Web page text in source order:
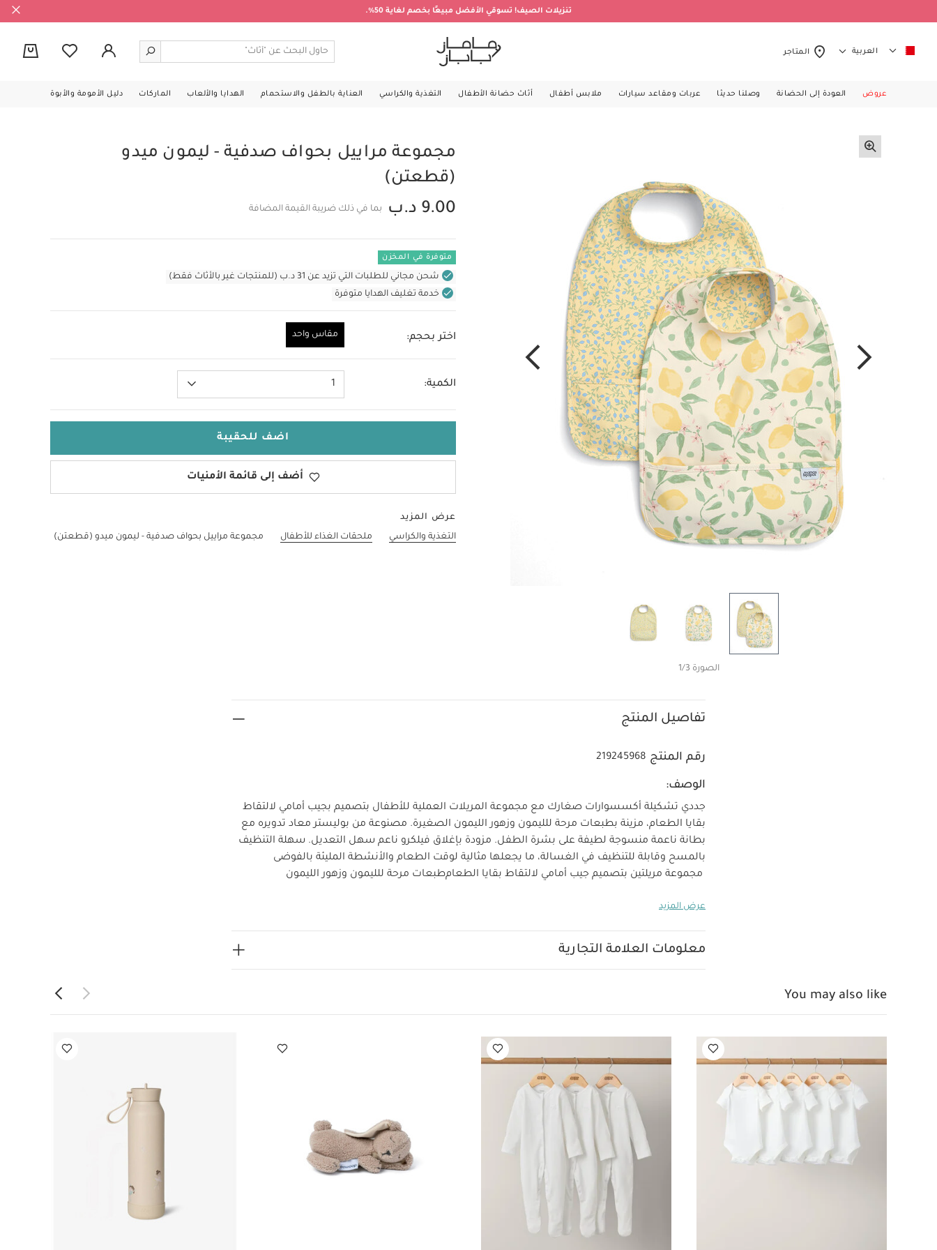
تنزيلات الصيف! تسوقي الأفضل مبيعًا بخصم لغاية 50%.
العربية المتاجر
عروض العودة إلى الحضانة وصلنا حديثا عربات ومقاعد سيارات ملابس أطفال أثاث حضانة الأطفال التغذية والكراسي العناية بالطفل والاستحمام الهدايا والألعاب الماركات دليل الأمومة والأبوة
الصورة 1/3
مجموعة مراييل بحواف صدفية - ليمون ميدو
(قطعتن)
9.00 د.ب
بما في ذلك ضريبة القيمة المضافة
متوفرة في المخزن
شحن مجاني للطلبات التي تزيد عن 31 د.ب (للمنتجات غير بالأثاث فقط)
خدمة تغليف الهدايا متوفرة
اختر بحجم: مقاس واحد
الكمية: 1
اضف للحقيبة
أضف إلى قائمة الأمنيات
عرض المزيد
التغذية والكراسي
ملحقات الغذاء للأطفال مجموعة مراييل بحواف صدفية - ليمون ميدو (قطعتن)
تفاصيل المنتج
رقم المنتج 219245968
الوصف:
جددي تشكيلة أكسسوارات صغارك مع مجموعة المريلات العملية للأطفال بتصميم بجيب أمامي لالتقاط
بقايا الطعام، مزينة بطبعات مرحة للليمون وزهور الليمون الصغيرة. مصنوعة من بوليستر معاد تدويره مع
بطانة ناعمة منسوجة لطيفة على بشرة الطفل. مزودة بإغلاق فيلكرو ناعم سهل التعديل. سهلة التنظيف
بالمسح وقابلة للتنظيف في الغسالة، ما يجعلها مثالية لوقت الطعام والأنشطة المليئة بالفوضى
مجموعة مريلتين بتصميم جيب أمامي لالتقاط بقايا الطعامطبعات مرحة للليمون وزهور الليمون
التعديلسهلة التنظيف بالمسح وقابلة للتنظيف في الغسالة
التنظيف بالمسح وقابلة للتنظيف في الغسالة
أمامي واسع لالتقاط بقايا الطعام أثناء الوجبات
ألبسة قطعة واحدة بأكمام قصيرة قماش عضوي بلون أبيض - 5 قطع
قطع
وسادة تدفئة سنوجي من دومو بتصميم أرنب قارورة ماء سيترون متوسطة - 500 مل - بالرينا
عرض المزيد
معلومات العلامة التجارية
You may also like